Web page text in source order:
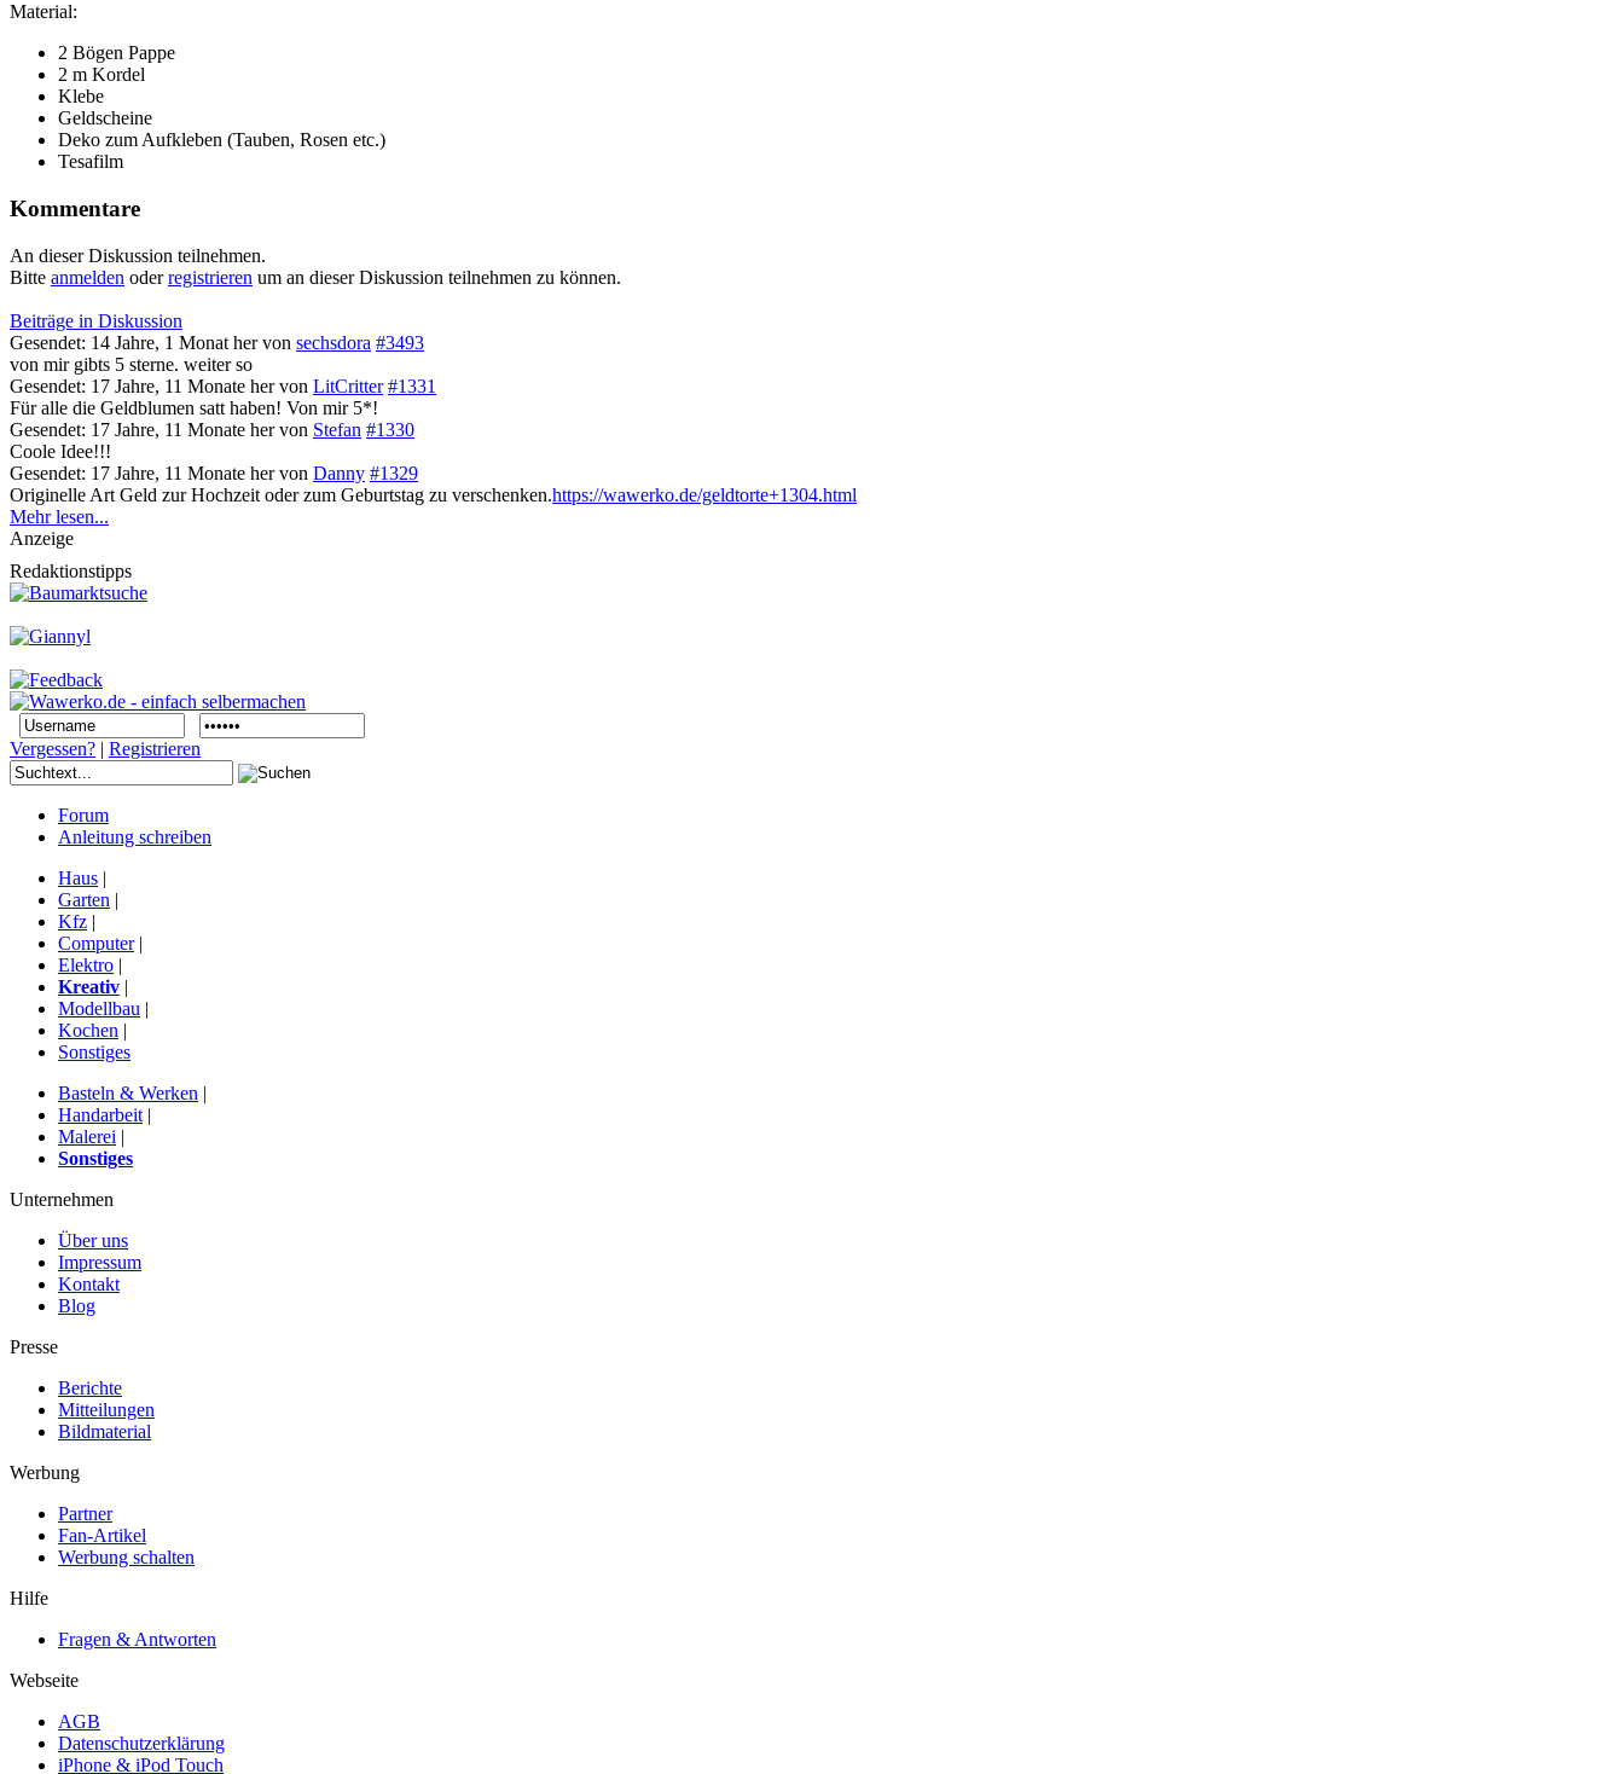
Material:
2 Bögen Pappe
2 m Kordel
Klebe
Geldscheine
Deko zum Aufkleben (Tauben, Rosen etc.)
Tesafilm
Kommentare
An dieser Diskussion teilnehmen.
Bitte anmelden oderregistrieren um an dieser Diskussion teilnehmen zu können.
Beiträge in Diskussion
Gesendet: 14 Jahre, 1 Monat hervon sechsdora #3493
von mir gibts 5 sterne. weiter so
Gesendet: 17 Jahre, 11 Monate hervon LitCritter #1331
Für alle die Geldblumen satt haben! Von mir 5*!
Gesendet: 17 Jahre, 11 Monate hervon Stefan #1330
Coole Idee!!!
Gesendet: 17 Jahre, 11 Monate hervon Danny #1329
Originelle Art Geld zur Hochzeit oder zum Geburtstag zu verschenken.https://wawerko.de/geldtorte+1304.html
Mehr lesen...
Anzeige
Redaktionstipps
Vergessen? | Registrieren
Forum
Anleitung schreiben
Haus |
Garten |
Kfz |
Computer|
Elektro |
Kreativ |
Modellbau |
Kochen |
Sonstiges
Basteln & Werken |
Handarbeit |
Malerei |
Sonstiges
Unternehmen
Über uns
Impressum
Kontakt
Blog
Presse
Berichte
Mitteilungen
Bildmaterial
Werbung
Partner
Fan-Artikel
Werbung schalten
Hilfe
Fragen & Antworten
Webseite
AGB
Datenschutzerklärung
iPhone & iPod Touch